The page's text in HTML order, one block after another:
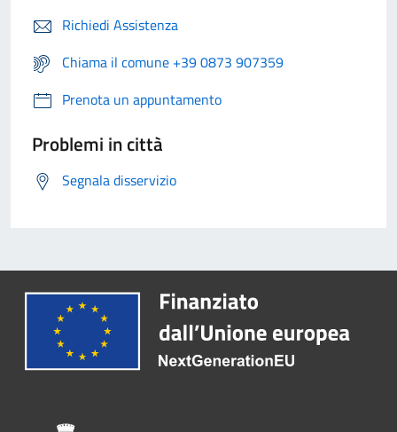
Richiedi Assistenza
Chiama il comune +39 0873 907359
Prenota un appuntamento
Problemi in città
Segnala disservizio